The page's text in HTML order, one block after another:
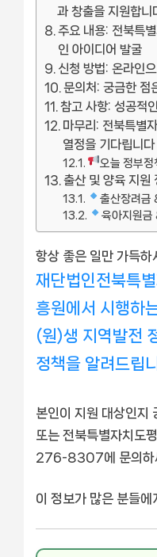
과 창출을 지원합니
주요 내용: 전북특
인 아이디어 발굴
신청 방법: 온라인
문의처: 궁금한 점
참고 사항: 성공적
마무리: 전북특별
열정을 기다립니다
오늘 정부정
출산 및 양육 지원
출산장려금
육아지원금
항상 좋은 일만 가득하
재단법인전북특
흥원에서 시행하
(원)생 지역발전
정책을 알려드립
본인이 지원 대상인지
또는 전북특별자치도
276-8307에 문의하
이 정보가 많은 분들에